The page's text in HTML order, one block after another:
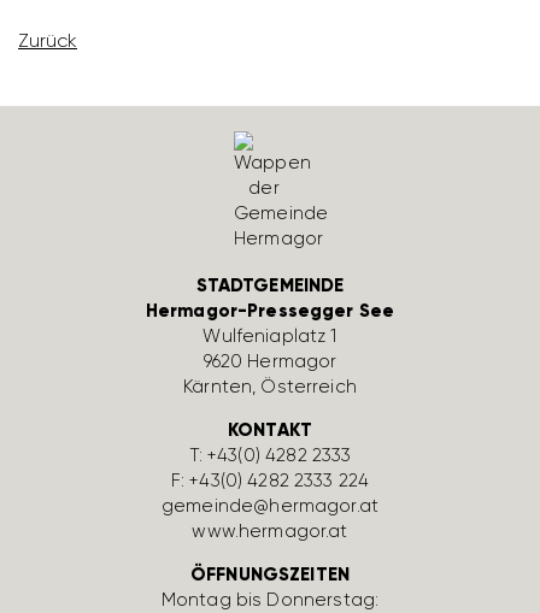
Zurück
STADTGEMEINDE
Hermagor-Pressegger See
Wulfe­nia­platz 1
9620 Hermagor
Kärnten, Öster­reich
KONTAKT
T:+43(0) 4282 2333
F: +43(0) 4282 2333 224
gemeinde@hermagor.at
www.hermagor.at
ÖFFNUNGSZEITEN
Montag bis Donnerstag: